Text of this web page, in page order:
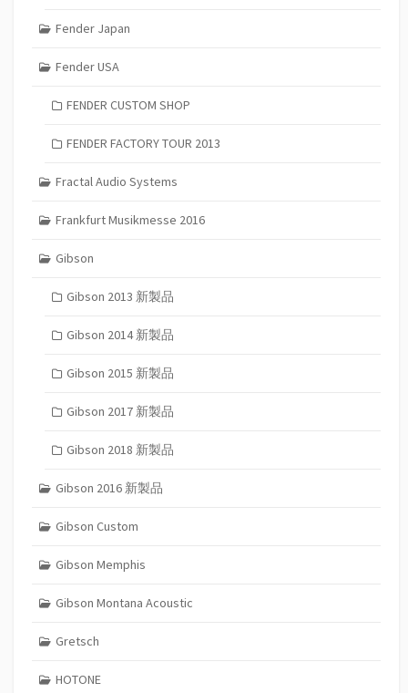
Fender Japan
Fender USA
FENDER CUSTOM SHOP
FENDER FACTORY TOUR 2013
Fractal Audio Systems
Frankfurt Musikmesse 2016
Gibson
Gibson 2013 新製品
Gibson 2014 新製品
Gibson 2015 新製品
Gibson 2017 新製品
Gibson 2018 新製品
Gibson 2016 新製品
Gibson Custom
Gibson Memphis
Gibson Montana Acoustic
Gretsch
HOTONE